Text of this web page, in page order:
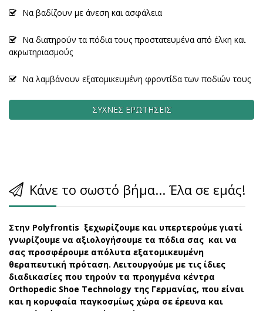
Να βαδίζουν με άνεση και ασφάλεια
Να διατηρούν τα πόδια τους προστατευμένα από έλκη και
ακρωτηριασμούς
Να λαμβάνουν εξατομικευμένη φροντίδα των ποδιών τους
ΣΥΧΝΕΣ ΕΡΩΤΗΣΕΙΣ
Κάνε το σωστό βήμα... Έλα σε εμάς!
Στην Polyfrontis ξεχωρίζουμε και υπερτερούμε γιατί
γνωρίζουμε να αξιολογήσουμε τα πόδια σας και να
σας προσφέρουμε απόλυτα εξατομικευμένη
θεραπευτική πρόταση. Λειτουργούμε με τις ίδιες
διαδικασίες που τηρούν τα προηγμένα κέντρα
Orthopedic Shoe Technology της Γερμανίας, που είναι
και η κορυφαία παγκοσμίως χώρα σε έρευνα και